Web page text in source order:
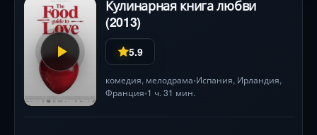
Кулинарная книга любви
(2013)
5.9
комедия, мелодрама•Испания, Ирландия,
Франция•1 ч. 31 мин.